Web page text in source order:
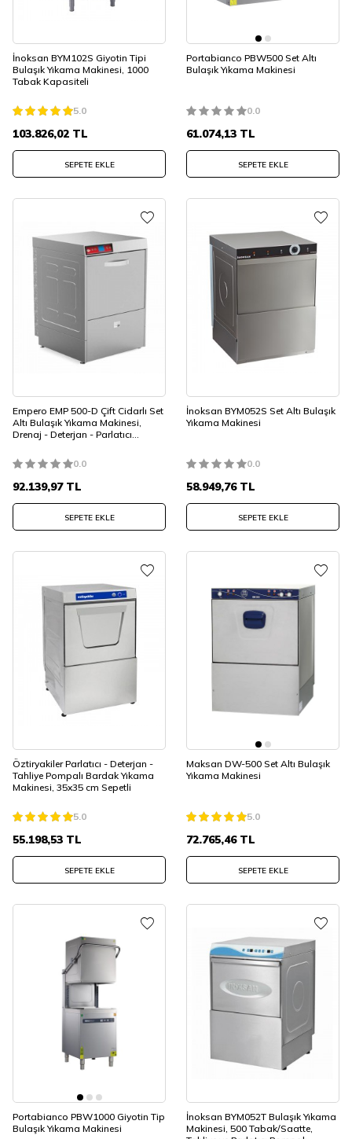
İnoksan BYM102S Giyotin Tipi
Bulaşık Yıkama Makinesi, 1000
Tabak Kapasiteli
5.0
103.826,02 TL
SEPETE EKLE
Portabianco PBW500 Set Altı
Bulaşık Yıkama Makinesi
0.0
61.074,13 TL
SEPETE EKLE
Empero EMP 500-D Çift Cidarlı Set
Altı Bulaşık Yıkama Makinesi,
Drenaj - Deterjan - Parlatıcı
0.0
92.139,97TL
SEPETE EKLE
İnoksan BYM052S Set Altı Bulaşık
Yıkama Makinesi
0.0
58.949,76TL
SEPETE EKLE
Öztiryakiler Parlatıcı - Deterjan -
Tahliye Pompalı Bardak Yıkama
Makinesi, 35x35 cm Sepetli
5.0
55.198,53 TL
SEPETE EKLE
Maksan DW-500 Set Altı Bulaşık
Yıkama Makinesi
5.0
72.765,46TL
SEPETE EKLE
Portabianco PBW1000 Giyotin Tip
Bulaşık Yıkama Makinesi
İnoksan BYM052T Bulaşık Yıkama
Makinesi, 500 Tabak/Saatte,